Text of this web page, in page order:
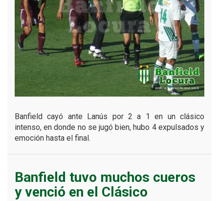
Banfield cayó ante Lanús por 2 a 1 en un clásico
intenso, en donde no se jugó bien, hubo 4 expulsados y
emoción hasta el final.
Banfield tuvo muchos cueros
y venció en el Clásico